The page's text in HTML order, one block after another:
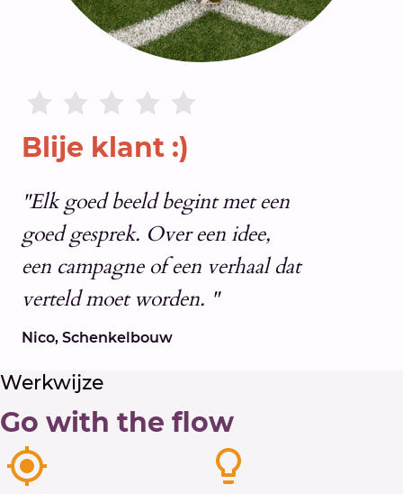
Blije klant :)
"Elk goed beeld begint met een
goed gesprek. Over een idee,
een campagne of een verhaal dat
verteld moet worden. "
Nico, Schenkelbouw
Werkwijze
Go with the flow